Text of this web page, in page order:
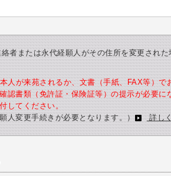
者または永代経願人がその住所を変更され
人が来苑されるか、文書（手紙、FAX等）で
認書類（免許証・保険証等）の提示が必要に
してください。
人変更手続きが必要となります。）
詳し